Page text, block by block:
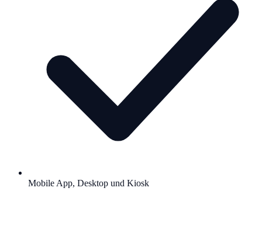
Mobile App, Desktop und Kiosk